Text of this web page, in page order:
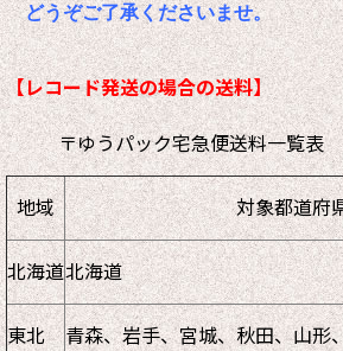
どうぞご了承くださいませ。
【レコード発送の場合の送料】
〒ゆうパック宅急便送料一覧表 (
地域 対象都道府
北海道北海道
東北 青森、岩手、宮城、秋田、山形